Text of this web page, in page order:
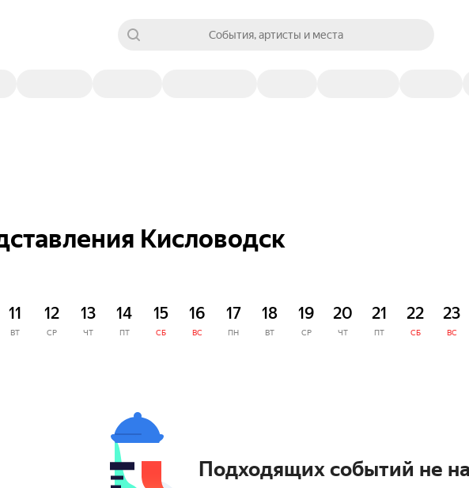
События, артисты и места
Кисловодск
11
ВТ
12
СР
13
ЧТ
14
ПТ
15
СБ
16
ВС
17
ПН
18
ВТ
19
СР
20
ЧТ
21
ПТ
22
СБ
23
ВС
Подходящих событий не